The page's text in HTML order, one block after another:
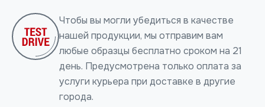
Чтобы вы могли убедиться в качестве
нашей продукции, мы отправим вам
любые образцы бесплатно сроком на 21
день. Предусмотрена только оплата за
услуги курьера при доставке в другие
города.